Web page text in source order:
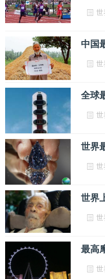
世
世
世
世
世界
世
世